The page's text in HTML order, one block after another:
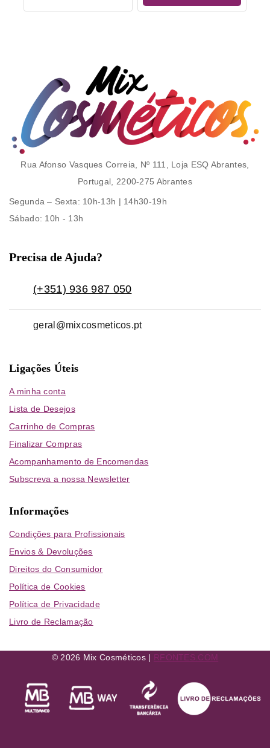
Rua Afonso Vasques Correia, Nº 111, Loja ESQ Abrantes,
Portugal, 2200-275 Abrantes
Segunda – Sexta: 10h-13h | 14h30-19h
Sábado: 10h - 13h
Precisa de Ajuda?
(+351) 936 987 050
geral@mixcosmeticos.pt
Ligações Úteis
A minha conta
Lista de Desejos
Carrinho de Compras
Finalizar Compras
Acompanhamento de Encomendas
Subscreva a nossa Newsletter
Informações
Condições para Profissionais
Envios & Devoluções
Direitos do Consumidor
Política de Cookies
Política de Privacidade
Livro de Reclamação
© 2026 Mix Cosméticos | RFONTES.COM